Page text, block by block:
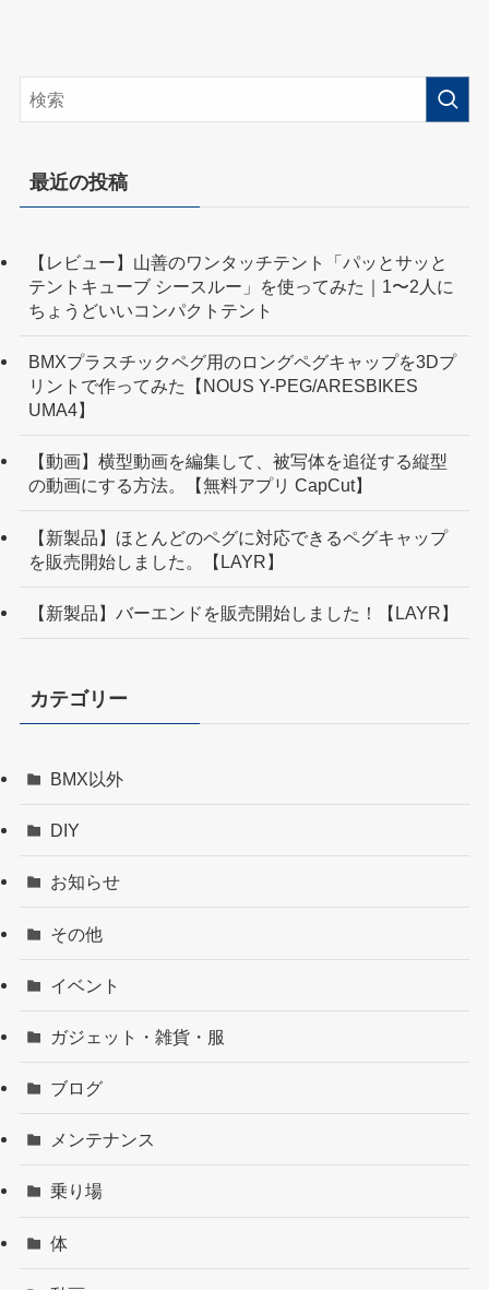
最近の投稿
【レビュー】山善のワンタッチテント「パッとサッと
テントキューブ シースルー」を使ってみた｜1〜2人に
ちょうどいいコンパクトテント
BMXプラスチックペグ用のロングペグキャップを3Dプ
リントで作ってみた【NOUS Y-PEG/ARESBIKES
UMA4】
【動画】横型動画を編集して、被写体を追従する縦型
の動画にする方法。【無料アプリ CapCut】
【新製品】ほとんどのペグに対応できるペグキャップ
を販売開始しました。【LAYR】
【新製品】バーエンドを販売開始しました！【LAYR】
カテゴリー
BMX以外
DIY
お知らせ
その他
イベント
ガジェット・雑貨・服
ブログ
メンテナンス
乗り場
体